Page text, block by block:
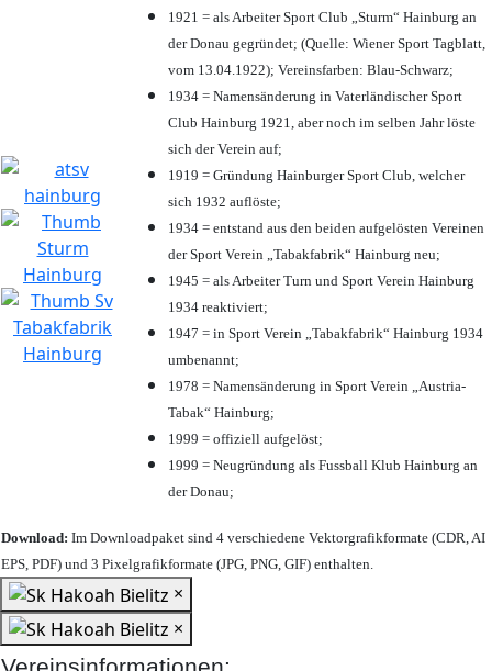
1921 = als Arbeiter Sport Club „Sturm“ Hainburg an
der Donau gegründet; (Quelle: Wiener Sport Tagblatt,
vom 13.04.1922); Vereinsfarben: Blau-Schwarz;
1934 = Namensänderung in Vaterländischer Sport
Club Hainburg 1921, aber noch im selben Jahr löste
sich der Verein auf;
1919 = Gründung Hainburger Sport Club, welcher
sich 1932 auflöste;
1934 = entstand aus den beiden aufgelösten Vereinen
der Sport Verein „Tabakfabrik“ Hainburg neu;
1945 = als Arbeiter Turn und Sport Verein Hainburg
1934 reaktiviert;
1947 = in Sport Verein „Tabakfabrik“ Hainburg 1934
umbenannt;
1978 = Namensänderung in Sport Verein „Austria-
Tabak“ Hainburg;
1999 = offiziell aufgelöst;
1999 = Neugründung als Fussball Klub Hainburg an
der Donau;
Download: Im Downloadpaket sind 4 verschiedene Vektorgrafikformate (CDR, AI
EPS, PDF) und 3 Pixelgrafikformate (JPG, PNG, GIF) enthalten.
×
×